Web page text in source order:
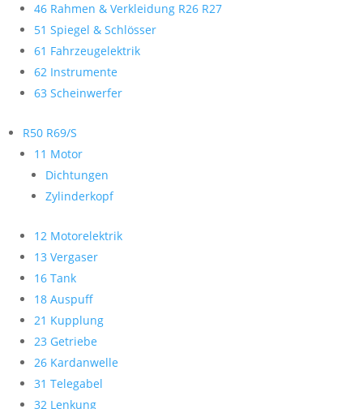
46 Rahmen & Verkleidung R26 R27
51 Spiegel & Schlösser
61 Fahrzeugelektrik
62 Instrumente
63 Scheinwerfer
R50 R69/S
11 Motor
Dichtungen
Zylinderkopf
12 Motorelektrik
13 Vergaser
16 Tank
18 Auspuff
21 Kupplung
23 Getriebe
26 Kardanwelle
31 Telegabel
32 Lenkung